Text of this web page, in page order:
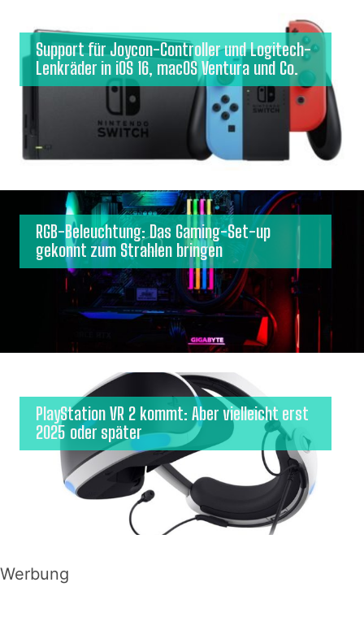
Support für Joycon-Controller und Logitech-
Lenkräder in iOS 16, macOS Ventura und Co.
RGB-Beleuchtung: Das Gaming-Set-up
gekonnt zum Strahlen bringen
PlayStation VR 2 kommt: Aber vielleicht erst
2025 oder später
Werbung